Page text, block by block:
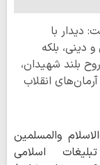
دیدار با
دینی، بلکه
بلند شهیدان،
انقلاب
والمسلمین
اسلامی